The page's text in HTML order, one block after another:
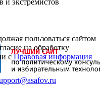
и экстремистов
пользоваться сайтом
на обработку
сПравовая информация